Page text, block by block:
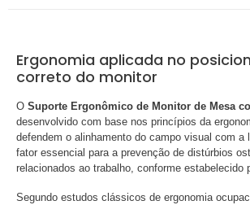
Ergonomia aplicada no
correto do monitor
O Suporte Ergonômico de Monitor de Mesa
desenvolvido com base nos princípios da
defendem o alinhamento do campo visual com a
fator essencial para a prevenção de distúrbios
relacionados ao trabalho, conforme estabelecido
Segundo estudos clássicos de ergonomia